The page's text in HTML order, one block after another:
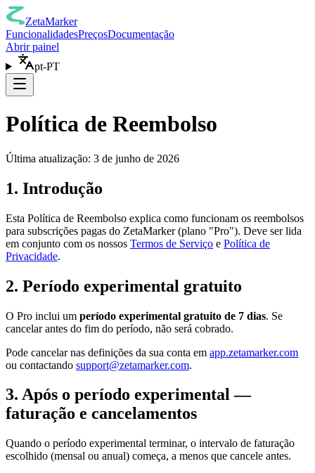
ZetaMarker
FuncionalidadesPreçosDocumentação
Abrir painel
pt-PT
Política de Reembolso
Última atualização: 3 de junho de 2026
1. Introdução
Esta Política de Reembolso explica como funcionam os reembolsos
para subscrições pagas do ZetaMarker (plano "Pro"). Deve ser lida
em conjunto com os nossos Termos de Serviço e Política de
Privacidade.
2. Período experimental gratuito
O Pro inclui um período experimental gratuito de 7 dias. Se
cancelar antes do fim do período, não será cobrado.
Pode cancelar nas definições da sua conta em app.zetamarker.com
ou contactando support@zetamarker.com.
3. Após o período experimental —
faturação e cancelamentos
Quando o período experimental terminar, o intervalo de faturação
escolhido (mensal ou anual) começa, a menos que cancele antes.